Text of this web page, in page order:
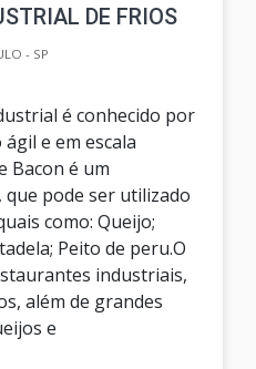
DE FRIOS
- SP
é conhecido por
e em escala
Bacon é um
pode ser utilizado
como: Queijo;
Peito de peru.O
industriais,
além de grandes
e